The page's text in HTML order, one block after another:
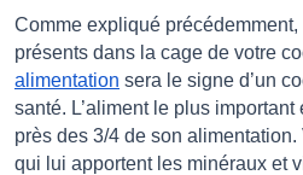
Comme expliqué
présents dans la cage de votre
alimentation sera le signe d’un
santé. L’aliment le plus
près des 3/4 de son
qui lui apportent les minéraux et